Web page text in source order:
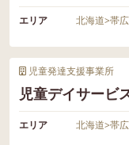
エリア 北海道>帯
児童発達支援事業所
児童デイサー
エリア 北海道>帯